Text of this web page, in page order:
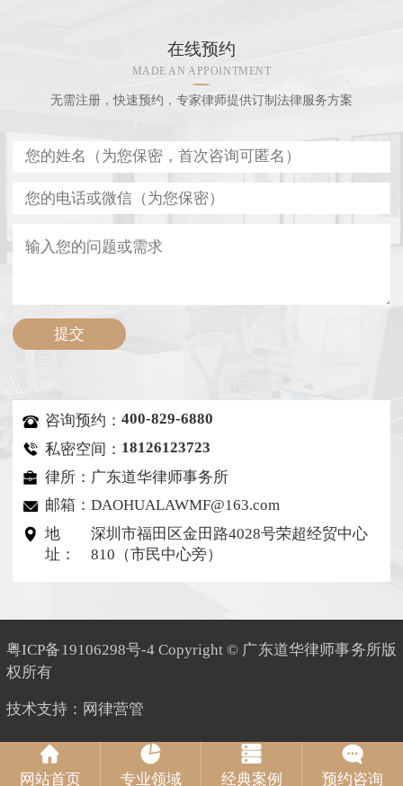
在线预约
MADE AN APPOINTMENT
无需注册，快速预约，专家律师提供订制法律服务方案
咨询预约：400-829-6880
私密空间： 18126123723
律所：广东道华律师事务所
邮箱：DAOHUALAWMF@163.com
地
址：
深圳市福田区金田路4028号荣超经贸中心
810（市民中心旁）
粤ICP备19106298号-4Copyright © 广东道华律师事务所版
权所有
技术支持： 网律营管
网站首页 专业领域 经典案例 预约咨询